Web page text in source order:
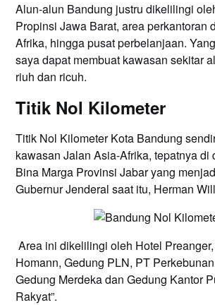
Alun-alun Bandung justru dikelilingi
Propinsi Jawa Barat, area perkantoran
Afrika, hingga pusat perbelanjaan.
saya dapat membuat kawasan sekitar
riuh dan ricuh.
Titik Nol Kilometer
Titik Nol Kilometer Kota Bandung
kawasan Jalan Asia-Afrika, tepatnya di
Bina Marga Provinsi Jabar yang
Gubernur Jenderal saat itu, Herman
Area ini dikelilingi oleh Hotel
Homann, Gedung PLN, PT
Gedung Merdeka dan Gedung Kantor
Rakyat”.